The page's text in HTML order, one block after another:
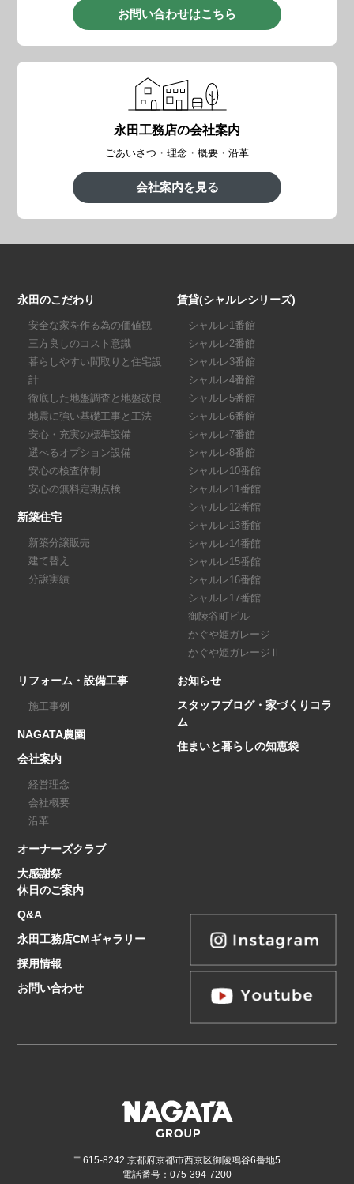
お問い合わせはこちら
永田工務店の会社案内
ごあいさつ・理念・概要・沿革
会社案内を見る
永田のこだわり
安全な家を作る為の価値観
三方良しのコスト意識
暮らしやすい間取りと住宅設
計
徹底した地盤調査と地盤改良
地震に強い基礎工事と工法
安心・充実の標準設備
選べるオプション設備
安心の検査体制
安心の無料定期点検
新築住宅
新築分譲販売
建て替え
分譲実績
賃貸(シャルレシリーズ)
シャルレ1番館
シャルレ2番館
シャルレ3番館
シャルレ4番館
シャルレ5番館
シャルレ6番館
シャルレ7番館
シャルレ8番館
シャルレ10番館
シャルレ11番館
シャルレ12番館
シャルレ13番館
シャルレ14番館
シャルレ15番館
シャルレ16番館
シャルレ17番館
御陵谷町ビル
かぐや姫ガレージ
かぐや姫ガレージⅡ
リフォーム・設備工事
施工事例
NAGATA農園
会社案内
経営理念
会社概要
沿革
オーナーズクラブ
大感謝祭
休日のご案内
Q&A
永田工務店CMギャラリー
採用情報
お問い合わせ
お知らせ
スタッフブログ・家づくりコラ
ム
住まいと暮らしの知恵袋
〒615-8242 京都府京都市西京区御陵鴫谷6番地5
電話番号：075-394-7200